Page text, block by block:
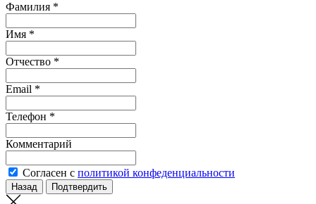
Фамилия *
Имя *
Отчество *
Email *
Телефон *
Комментарий
Согласен с политикой конфеденциальности
Назад Подтвердить